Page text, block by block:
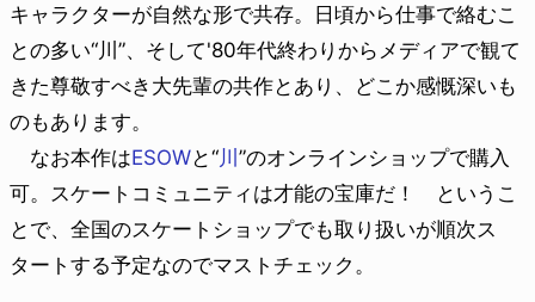
キャラクターが自然な形で共存。日頃から仕事で絡むこ
との多い“川”、そして'80年代終わりからメディアで観て
きた尊敬すべき大先輩の共作とあり、どこか感慨深いも
のもあります。
なお本作はESOWと“川 ”のオンラインショップで購入
可。スケートコミュニティは才能の宝庫だ！ というこ
とで、全国のスケートショップでも取り扱いが順次ス
タートする予定なのでマストチェック。